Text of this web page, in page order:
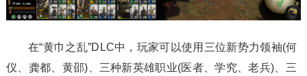
在“黄巾之乱”DLC中，玩家可以使用三位新势力领袖(何
仪、龚都、黄邵)、三种新英雄职业(医者、学究、老兵)、三